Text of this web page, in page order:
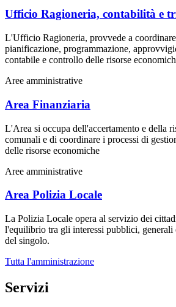
Ufficio Ragioneria, contabilità e
L'Ufficio Ragioneria, provvede a
pianificazione, programmazione,
contabile e controllo delle risorse
Aree amministrative
Area Finanziaria
L'Area si occupa dell'accertamento e della
comunali e di coordinare i processi di
delle risorse economiche
Aree amministrative
Area Polizia Locale
La Polizia Locale opera al servizio dei
l'equilibrio tra gli interessi pubblici, generali
del singolo.
Tutta l'amministrazione
Servizi